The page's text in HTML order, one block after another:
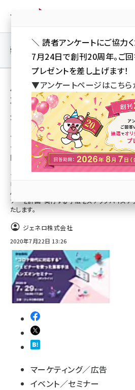
ン
seo (3519)
ai (2801)
youtube (2425)
note (2310)
z世代 (1620)
meo (1274)
llmo (1160)
SEO
用語「DigitalMarketing」
事の一覧
全 4 記事中 1 ～ 4 を表示中
7/29（水）「“コロナ時代に対応する”ウ
ナーを使った集客手法」ハンズオンセミ
開催。
ジェネロ株式会社（本社：東京都大田区 代表
ロ）は7/29（水）に、「“コロナ時代に対応する
ハンズオンセミナーを開催いたします。わずか
ナーを計画・実行する手法をステップバイス
たします。
ジェネロ株式会社
2020年7月22日 13:26
マーケティング／広告
イベント／セミナー
＼ 読者アンケートにご協力
7月24日で創刊20周年。ご
プレゼントを差し上げます！
▼アンケートページはこち